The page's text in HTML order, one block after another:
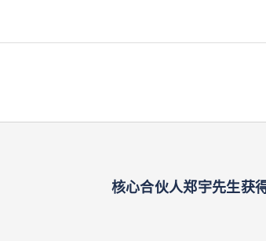
核心合伙人郑宇先生获